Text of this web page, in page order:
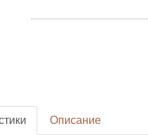
Описание